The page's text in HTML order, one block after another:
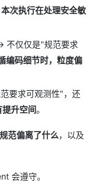
本次执行在处理安全敏
不仅仅是"规范要求
编码细节时，粒度偏
要求可观测性"，还
提升空间。
规范偏离了什么，以及
会遵守。